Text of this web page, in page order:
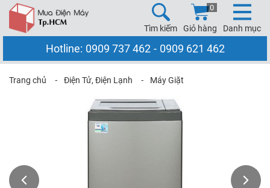
Tìm kiếm Giỏ hàng
0
Danh mục
Hotline: 0909 737 462 - 0909 621 462
Trang chủ ⁃ Điện Tử, Điện Lạnh ⁃ Máy Giặt